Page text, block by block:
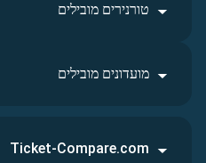
טורנירים מובילים
מועדונים מובילים
Ticket-Compare.com